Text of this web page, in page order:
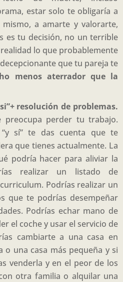
estar solo te obligaría a
a amarte y valorarte,
es tu decisión, no un terrible
lo que probablemente
que tu pareja te
menos aterrador que la
resolución de problemas.
preocupa perder tu trabajo.
sí” te das cuenta que te
que tienes actualmente. La
podría hacer para aliviar la
realizar un listado de
Podrías realizar un
que te podrías desempeñar
Podrías echar mano de
el coche y usar el servicio de
cambiarte a una casa en
o una casa más pequeña y si
venderla y en el peor de los
otra familia o alquilar una